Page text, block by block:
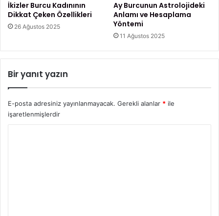
İkizler Burcu Kadınının
Dikkat Çeken Özellikleri
26 Ağustos 2025
Ay Burcunun Astrolojideki
Anlamı ve Hesaplama
Yöntemi
11 Ağustos 2025
Bir yanıt yazın
E-posta adresiniz yayınlanmayacak. Gerekli alanlar * ile
işaretlenmişlerdir